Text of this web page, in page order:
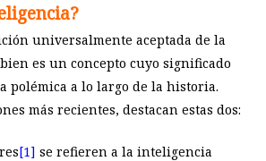
universalmente aceptada de la
es un concepto cuyo significado
polémica a lo largo de la historia.
más recientes, destacan estas dos:
[1] se refieren a la inteligencia